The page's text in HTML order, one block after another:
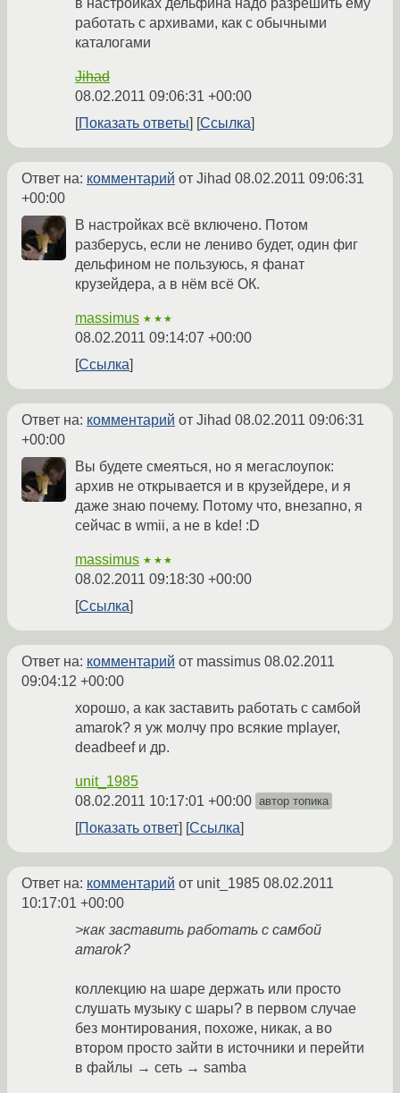
в настройках дельфина надо разрешить ему
работать с архивами, как с обычными
каталогами
Jihad
08.02.2011 09:06:31 +00:00
Показать ответы
Ссылка
Ответ на: комментарий от Jihad 08.02.2011 09:06:31
+00:00
В настройках всё включено. Потом
разберусь, если не лениво будет, один фиг
дельфином не пользуюсь, я фанат
крузейдера, а в нём всё ОК.
massimus ★★★
08.02.2011 09:14:07 +00:00
Ссылка
Ответ на: комментарий от Jihad 08.02.2011 09:06:31
+00:00
Вы будете смеяться, но я мегаслоупок:
архив не открывается и в крузейдере, и я
даже знаю почему. Потому что, внезапно, я
сейчас в wmii, а не в kde! :D
massimus ★★★
08.02.2011 09:18:30 +00:00
Ссылка
Ответ на: комментарий от massimus 08.02.2011
09:04:12 +00:00
хорошо, а как заставить работать с самбой
amarok? я уж молчу про всякие mplayer,
deadbeef и др.
unit_1985
08.02.2011 10:17:01 +00:00 автор топика
Показать ответ Ссылка
Ответ на: комментарий от unit_1985 08.02.2011
10:17:01 +00:00
>как заставить работать с самбой
amarok?
коллекцию на шаре держать или просто
слушать музыку с шары? в первом случае
без монтирования, похоже, никак, а во
втором просто зайти в источники и перейти
в файлы → сеть → samba